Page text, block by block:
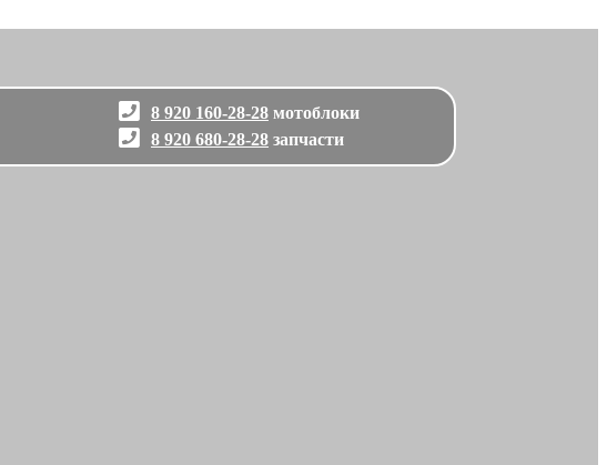
8 920 160-28-28 мотоблоки
8 920 680-28-28 запчасти